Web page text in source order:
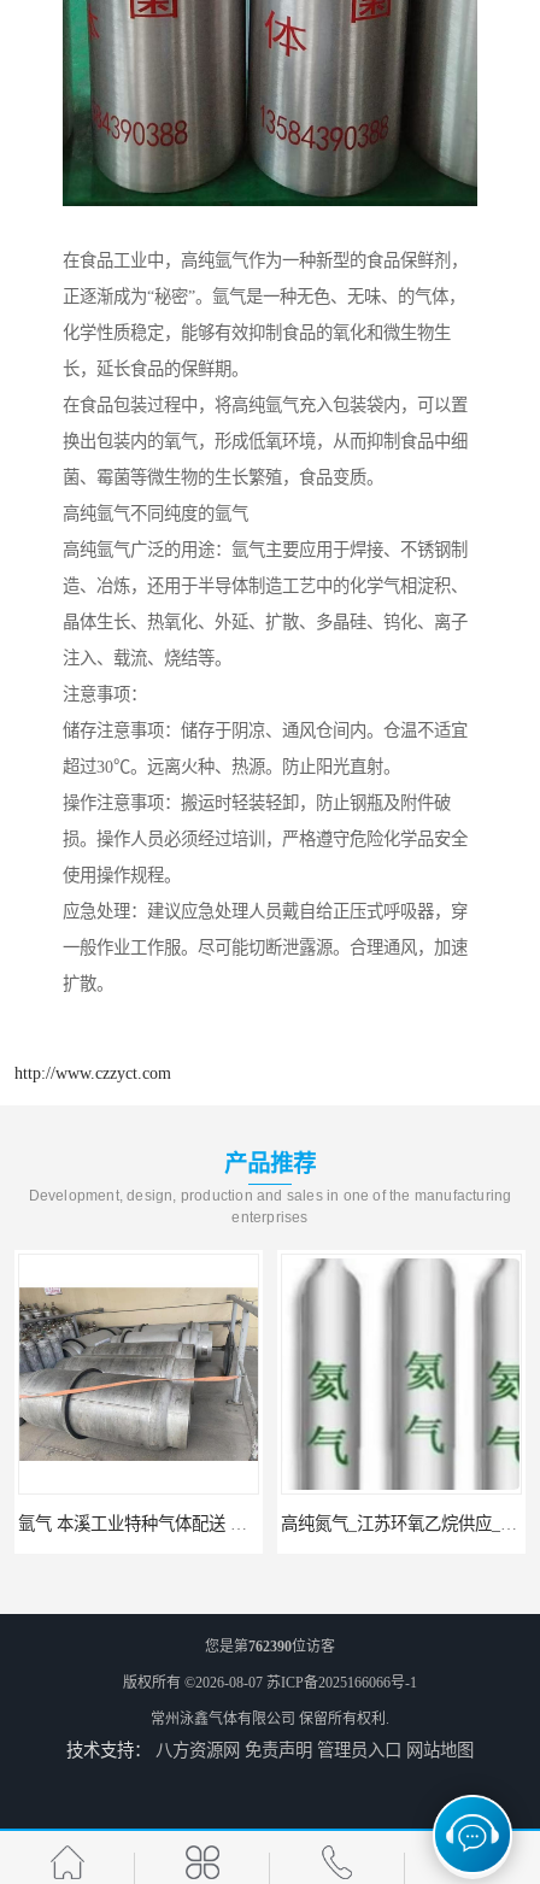
在食品工业中，高纯氩气作为一种新型的食品保鲜剂，
正逐渐成为“秘密”。氩气是一种无色、无味、的气体，
化学性质稳定，能够有效抑制食品的氧化和微生物生
长，延长食品的保鲜期。
在食品包装过程中，将高纯氩气充入包装袋内，可以置
换出包装内的氧气，形成低氧环境，从而抑制食品中细
菌、霉菌等微生物的生长繁殖，食品变质。
高纯氩气不同纯度的氩气
高纯氩气广泛的用途：氩气主要应用于焊接、不锈钢制
造、冶炼，还用于半导体制造工艺中的化学气相淀积、
晶体生长、热氧化、外延、扩散、多晶硅、钨化、离子
注入、载流、烧结等。
注意事项：
储存注意事项：储存于阴凉、通风仓间内。仓温不适宜
超过30℃。远离火种、热源。防止阳光直射。
操作注意事项：搬运时轻装轻卸，防止钢瓶及附件破
损。操作人员必须经过培训，严格遵守危险化学品安全
使用操作规程。
应急处理：建议应急处理人员戴自给正压式呼吸器，穿
一般作业工作服。尽可能切断泄露源。合理通风，加速
扩散。
http://www.czzyct.com
产品推荐
Development, design, production and sales in one of the manufacturing
enterprises
氩气 本溪工业特种气体配送 工业气体 高纯氮气_江苏环氧乙烷供应_泳鑫气体
高纯氦气_盐城环氧乙烷配送_泳鑫气体 工业气体_无锡环氧乙烷供应_泳鑫气体
您是第762390位访客
版权所有 ©2026-08-07 苏ICP备2025166066号-1
常州泳鑫气体有限公司 保留所有权利.
技术支持： 八方资源网 免责声明 管理员入口 网站地图